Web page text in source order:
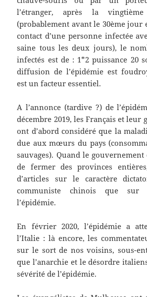
l’étranger, après la vingtième
(probablement avant le 30ème jour
contact d’une personne infectée
saine tous les deux jours), le
infectés est de : 1*2 puissance 20
diffusion de l’épidémie est
est un facteur essentiel.
A l’annonce (tardive ?) de
décembre 2019, les Français et leur
ont d’abord considéré que la
due aux mœurs du pays
sauvages). Quand le
de fermer des provinces
d’articles sur le caractère
communiste chinois que
l’épidémie.
En février 2020, l’épidémie a
l’Italie : là encore, les
sur le sort de nos voisins, sous-
que l’anarchie et le désordre
sévérité de l’épidémie.